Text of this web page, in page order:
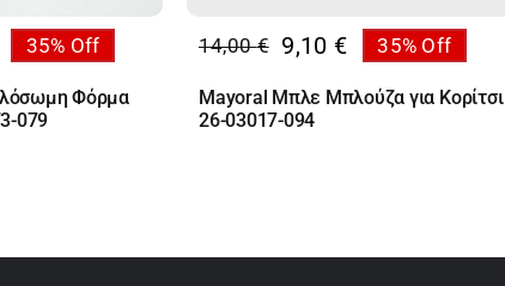
35% Off
Φόρμα
079
14,00€
Original
price
was:
9,10 €
Η
τρέχουσα
τιμή
35% Off
Mayoral Μπλε Μπλούζα για Κορίτσι
26-03017-094